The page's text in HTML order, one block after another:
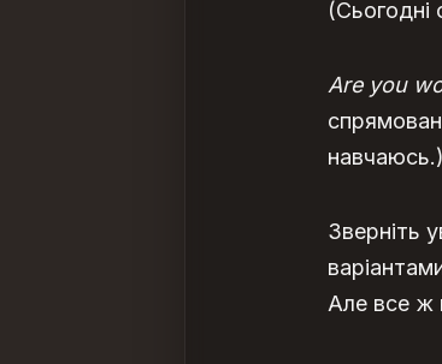
(Сьогодні
Are you
навчаюсь.)
Зверніть
Але все ж